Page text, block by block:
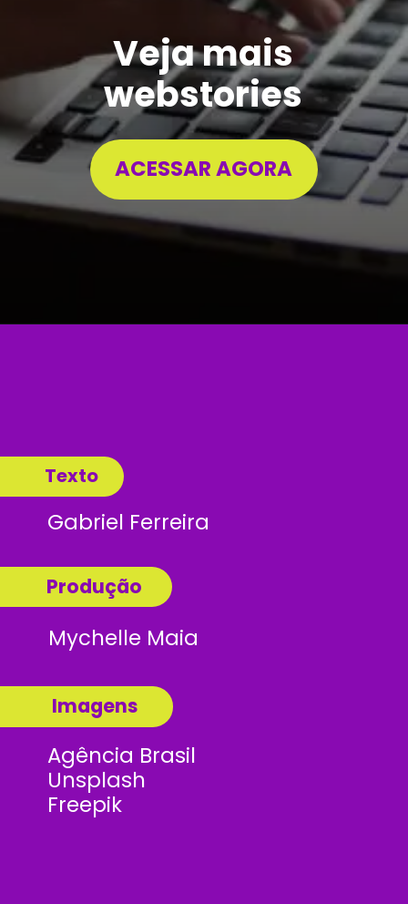
Veja mais
webstories
ACESSAR AGORA
Texto
Produção
Imagens
Gabriel Ferreira
Mychelle Maia
Agência Brasil
Unsplash
Freepik